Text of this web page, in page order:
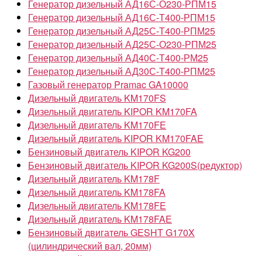
Генератор дизельный АД16С-О230-РПМ15
Генератор дизельный АД16С-Т400-РПМ15
Генератор дизельный АД25С-Т400-РПМ25
Генератор дизельный АД25С-О230-РПМ25
Генератор дизельный АД40С-Т400-РМ25
Генератор дизельный АД30С-Т400-РПМ25
Газовый генератор Pramac GA10000
Дизельный двигатель KM170FS
Дизельный двигатель KIPOR KM170FA
Дизельный двигатель KM170FE
Дизельный двигатель KIPOR KM170FAE
Бензиновый двигатель KIPOR KG200
Бензиновый двигатель KIPOR KG200S(редуктор)
Дизельный двигатель KM178F
Дизельный двигатель KM178FA
Дизельный двигатель KM178FE
Дизельный двигатель KM178FAE
Бензиновый двигатель GESHT G170X
(цилиндрический вал, 20мм)